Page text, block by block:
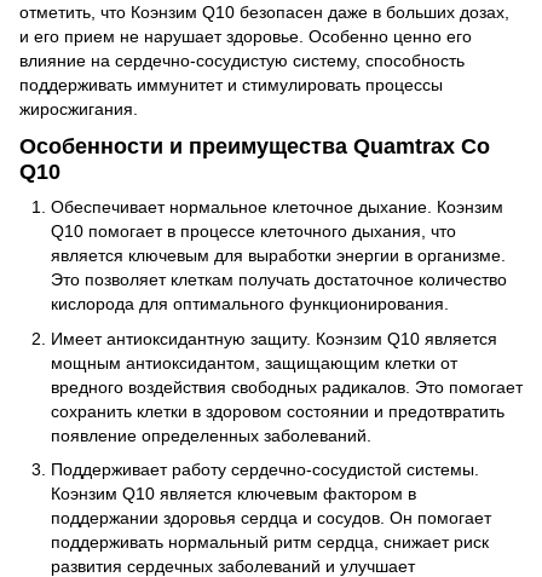
отметить, что Коэнзим Q10 безопасен даже в больших дозах,
и его прием не нарушает здоровье. Особенно ценно его
влияние на сердечно-сосудистую систему, способность
поддерживать иммунитет и стимулировать процессы
жиросжигания.
Особенности и преимущества Quamtrax Co
Q10
Обеспечивает нормальное клеточное дыхание. Коэнзим
Q10 помогает в процессе клеточного дыхания, что
является ключевым для выработки энергии в организме.
Это позволяет клеткам получать достаточное количество
кислорода для оптимального функционирования.
Имеет антиоксидантную защиту. Коэнзим Q10 является
мощным антиоксидантом, защищающим клетки от
вредного воздействия свободных радикалов. Это помогает
сохранить клетки в здоровом состоянии и предотвратить
появление определенных заболеваний.
Поддерживает работу сердечно-сосудистой системы.
Коэнзим Q10 является ключевым фактором в
поддержании здоровья сердца и сосудов. Он помогает
поддерживать нормальный ритм сердца, снижает риск
развития сердечных заболеваний и улучшает